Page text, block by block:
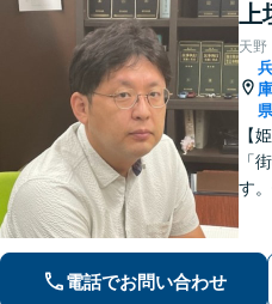
上
天野
兵
庫
県
【
「
す
し
す
電話でお問い合わせ